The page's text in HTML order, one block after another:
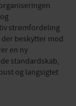
strømfordeling
beskytter mod
en ny
standardskab,
og langsigtet